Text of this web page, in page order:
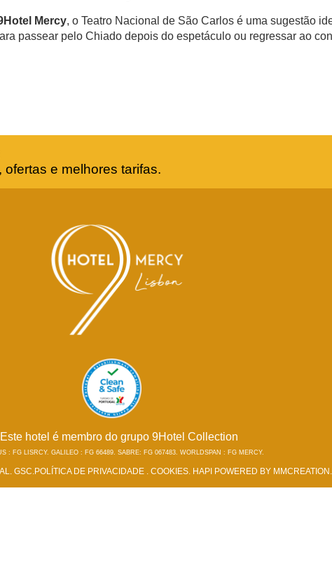
Mercy, o Teatro Nacional de São Carlos é uma sugestão
passear pelo Chiado depois do espetáculo ou regressar ao
e melhores tarifas.
Este hotel é membro do grupo 9Hotel Collection
: FG LISRCY. GALILEO : FG 66489. SABRE: FG 067483. WORLDSPAN : FG MERCY.
. GSC.POLÍTICA DE PRIVACIDADE. COOKIES. HAPI POWERED BY MMCREATION .